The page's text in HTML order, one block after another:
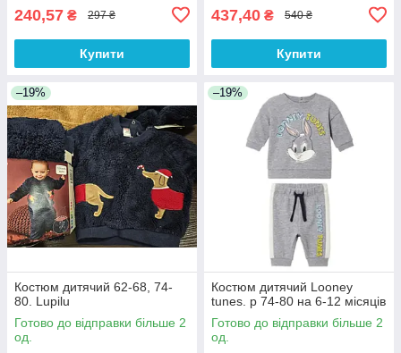
240,57 ₴ 297 ₴
Купити
437,40 ₴ 540 ₴
Купити
–19%
Костюм дитячий 62-68, 74-
80. Lupilu
Готово до відправки більше 2
од.
–19%
Костюм дитячий Looney
tunes. р 74-80 на 6-12 місяців
Готово до відправки більше 2
од.